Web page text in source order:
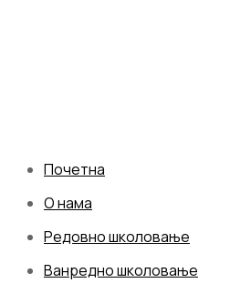
Почетна
О нама
Редовно школовање
Ванредно школовање